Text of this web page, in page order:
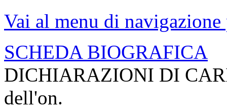
Vai al menu di
SCHEDA BIOGRAFICA
DICHIARAZIONI DI
dell'on.